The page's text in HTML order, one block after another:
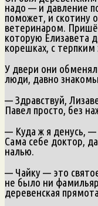
надо — и давление
поможет, и скотину
ветеринаром.
которую Елизавета
корешках, с терпким
У двери они
люди, давно
— Здравствуй,
Павел просто, без
— Куда ж я денусь, —
Сама себе доктор,
налью.
— Чайку — это
не было ни
деревенская